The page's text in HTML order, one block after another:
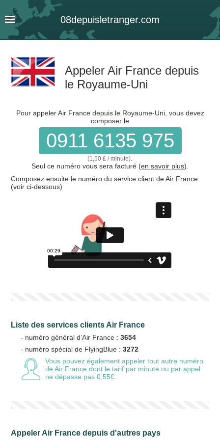
08depuisletranger.com
Appeler Air France depuis
le Royaume-Uni
Pour appeler Air France depuis le Royaume-Uni, vous devez
composer le
0911 6135 975
(1,50 £ / minute)
Seul ce numéro vous sera facturé (en savoir plus).
Composez ensuite le numéro du service client de Air France
(voir ci-dessous)
Liste des services clients Air France
- numéro général d’Air France :3654
- numéro spécial de FlyingBlue :3272
Vous pouvez également appeler tout autre numéro
de Air France dont le tarif par minute ou par appel
ne dépasse pas 0,55€.
Appeler Air France depuis d'autres pays